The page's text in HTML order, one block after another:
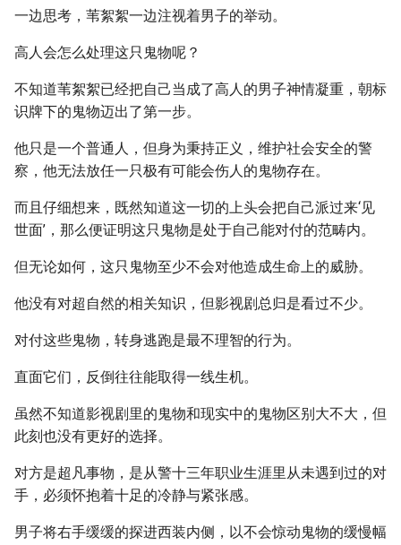
一边思考，苇絮絮一边注视着男子的举动。
高人会怎么处理这只鬼物呢？
不知道苇絮絮已经把自己当成了高人的男子神情凝重，朝标
识牌下的鬼物迈出了第一步。
他只是一个普通人，但身为秉持正义，维护社会安全的警
察，他无法放任一只极有可能会伤人的鬼物存在。
而且仔细想来，既然知道这一切的上头会把自己派过来‘见
世面’，那么便证明这只鬼物是处于自己能对付的范畴内。
但无论如何，这只鬼物至少不会对他造成生命上的威胁。
他没有对超自然的相关知识，但影视剧总归是看过不少。
对付这些鬼物，转身逃跑是最不理智的行为。
直面它们，反倒往往能取得一线生机。
虽然不知道影视剧里的鬼物和现实中的鬼物区别大不大，但
此刻也没有更好的选择。
对方是超凡事物，是从警十三年职业生涯里从未遇到过的对
手，必须怀抱着十足的冷静与紧张感。
男子将右手缓缓的探进西装内侧，以不会惊动鬼物的缓慢幅